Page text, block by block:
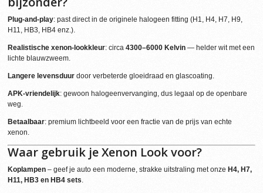
Plug-and-play: past direct in de originele halogeen fitting (H1, H4, H7, H9,
H11, HB3, HB4 enz.).
Realistische xenon-lookkleur: circa4300–6000 Kelvin — helder wit met een
lichte blauwzweem.
Langere levensduur door verbeterde gloeidraad en glascoating.
APK-vriendelijk: gewoon halogeenvervanging, dus legaal op de openbare
weg.
Betaalbaar: premium lichtbeeld voor een fractie van de prijs van echte
xenon.
Waar gebruik je Xenon Look voor?
Koplampen – geef je auto een moderne, strakke uitstraling met onze H4, H7,
H11, HB3 en HB4 sets.